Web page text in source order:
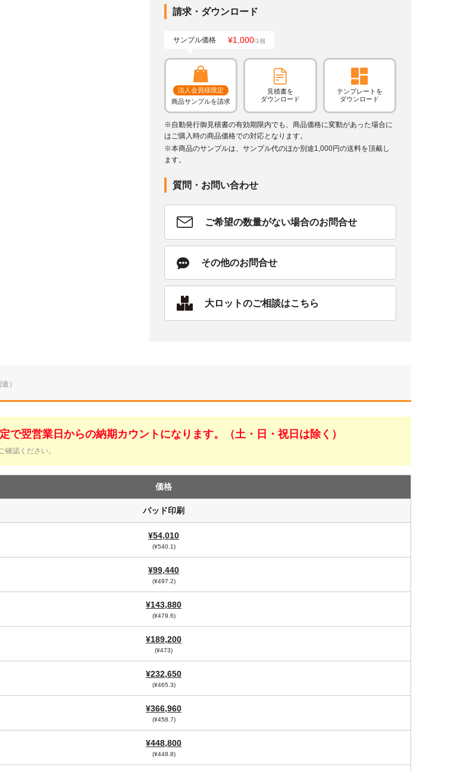
請求・ダウンロード
サンプル価格 ¥1,000/1個
法人会員様限定
商品サンプルを請求
見積書を
ダウンロード
テンプレートを
ダウンロード
※自動発行御見積書の有効期限内でも、商品価格に変動があった場合に
はご購入時の商品価格での対応となります。
※本商品のサンプルは、サンプル代のほか別途1,000円の送料を頂戴し
ます。
質問・お問い合わせ
ご希望の数量がない場合のお問合せ
その他のお問合せ
大ロットのご相談はこちら
）
で翌営業日からの納期カウントになります。（土・日・祝日は除く）
確認ください。
価格
パッド印刷
¥54,010
(¥540.1)
¥99,440
(¥497.2)
¥143,880
(¥479.6)
¥189,200
(¥473)
¥232,650
(¥465.3)
¥366,960
(¥458.7)
¥448,800
(¥448.8)